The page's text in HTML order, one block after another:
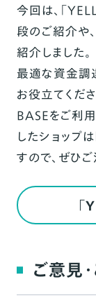
今回は、「
段のご紹介や
紹介しました。
最適な資金調
お役立てくださ
BASEをご利
したショップ
すので、ぜひ
「
ご意見